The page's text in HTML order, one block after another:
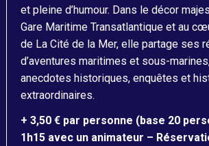
et pleine d’humour. Dans le décor
Gare Maritime Transatlantique et au
de La Cité de la Mer, elle partage ses
d’aventures maritimes et sous-
anecdotes historiques, enquêtes et
extraordinaires.
+ 3,50 € par personne (base 20
1h15 avec un animateur –